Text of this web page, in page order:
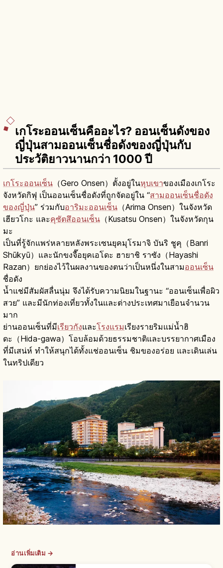
เกโระออนเซ็นคืออะไร? ออนเซ็นดังของ
ญี่ปุ่นสามออนเซ็นชื่อดังของญี่ปุ่นกับ
ประวัติยาวนานกว่า 1000 ปี
เกโระออนเซ็น （Gero Onsen）ตั้งอยู่ในหุบเขาของเมืองเกโระ
จังหวัดกิฟุ เป็นออนเซ็นชื่อดังที่ถูกจัดอยู่ใน “สามออนเซ็นชื่อดัง
ของญี่ปุ่น” ร่วมกับอาริมะออนเซ็น （Arima Onsen）ในจังหวัด
เฮียวโกะ และคุซัตสึออนเซ็น （Kusatsu Onsen）ในจังหวัดกุน
มะ
เป็นที่รู้จักแพร่หลายหลังพระเซนยุคมุโรมาจิ บันริ ชูคุ（Banri
Shūkyū）และนักขงจื๊อยุคเอโดะ ฮายาชิ ราซัง（Hayashi
Razan）ยกย่องไว้ในผลงานของตนว่าเป็นหนึ่งในสามออนเซ็น
ชื่อดัง
น้ำแช่มีสัมผัสลื่นนุ่ม จึงได้รับความนิยมในฐานะ “ออนเซ็นเพื่อผิว
สวย” และมีนักท่องเที่ยวทั้งในและต่างประเทศมาเยือนจำนวน
มาก
ย่านออนเซ็นที่มีเรียวกังและโรงแรมเรียงรายริมแม่น้ำฮิ
ดะ（Hida-gawa）โอบล้อมด้วยธรรมชาติและบรรยากาศเมือง
ที่มีเสน่ห์ ทำให้สนุกได้ทั้งแช่ออนเซ็น ชิมของอร่อย และเดินเล่น
ในทริปเดียว
อ่านเพิ่มเติม →